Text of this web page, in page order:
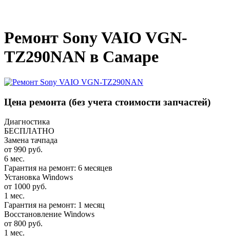
Ремонт Sony VAIO VGN-
TZ290NAN в Самаре
Цена ремонта (без учета стоимости запчастей)
Диагностика
БЕСПЛАТНО
Замена тачпада
от 990 руб.
6 мес.
Гарантия на ремонт: 6 месяцев
Установка Windows
от 1000 руб.
1 мес.
Гарантия на ремонт: 1 месяц
Восстановление Windows
от 800 руб.
1 мес.